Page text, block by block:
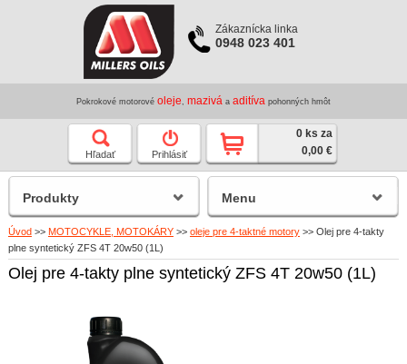
Zákaznícka linka
0948 023 401
Pokrokové motorové oleje mazivá a aditíva pohonných hmôt
Hľadať Prihlásiť
0 ks za
0,00 €
Úvod >> MOTOCYKLE, MOTOKÁRY >> oleje pre 4-taktné motory >> Olej pre 4-takty
plne syntetický ZFS 4T 20w50 (1L)
Olej pre 4-takty plne syntetický ZFS 4T 20w50 (1L)
Produkty Menu